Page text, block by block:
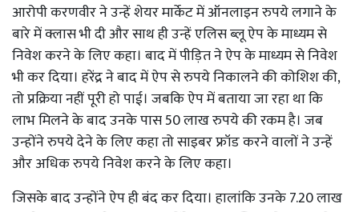
आरोपी करणवीर ने उन्हें शेयर मार्केट में ऑनलाइन रुपये लगाने के
बारे में क्लास भी दी और साथ ही उन्हें एलिस ब्लू ऐप के माध्यम से
निवेश करने के लिए कहा। बाद में पीड़ित ने ऐप के माध्यम से निवेश
भी कर दिया। हरेंद्र ने बाद में ऐप से रुपये निकालने की कोशिश की,
तो प्रक्रिया नहीं पूरी हो पाई। जबकि ऐप में बताया जा रहा था कि
लाभ मिलने के बाद उनके पास 50 लाख रुपये की रकम है। जब
उन्होंने रुपये देने के लिए कहा तो साइबर फ्रॉड करने वालों ने उन्हें
और अधिक रुपये निवेश करने के लिए कहा।
जिसके बाद उन्होंने ऐप ही बंद कर दिया। हालांकि उनके 7.20 लाख